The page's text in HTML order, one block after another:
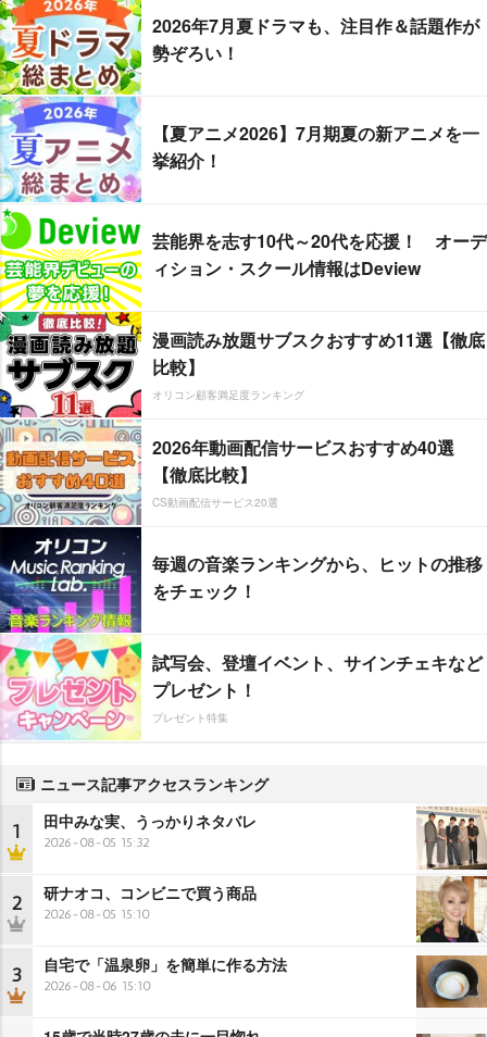
2026年7月夏ドラマも、注目作＆話題作が
勢ぞろい！
【夏アニメ2026】7月期夏の新アニメを一
挙紹介！
芸能界を志す10代～20代を応援！ オーデ
ィション・スクール情報はDeview
漫画読み放題サブスクおすすめ11選【徹底
比較】
オリコン顧客満足度ランキング
2026年動画配信サービスおすすめ40選
【徹底比較】
CS動画配信サービス20選
毎週の音楽ランキングから、ヒットの推移
をチェック！
試写会、登壇イベント、サインチェキなど
プレゼント！
プレゼント特集
ニュース記事アクセスランキング
1 田中みな実、うっかりネタバレ
2026-08-05 15:32
2 研ナオコ、コンビニで買う商品
2026-08-05 15:10
3 自宅で「温泉卵」を簡単に作る方法
2026-08-06 15:10